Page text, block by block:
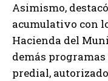
Asimismo,
acumulativo con
Hacienda del
demás
predial,